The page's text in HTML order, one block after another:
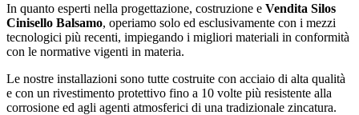
In quanto esperti nella progettazione, costruzione e Vendita Silos
Cinisello Balsamo, operiamo solo ed esclusivamente con i mezzi
tecnologici più recenti, impiegando i migliori materiali in conformità
con le normative vigenti in materia.
Le nostre installazioni sono tutte costruite con acciaio di alta qualità
e con un rivestimento protettivo fino a 10 volte più resistente alla
corrosione ed agli agenti atmosferici di una tradizionale zincatura.